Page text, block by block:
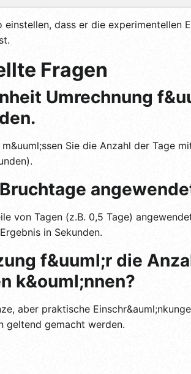
dass er die experimentellen
Fragen
Umrechnung
Sie die Anzahl der Tage
von Tagen (z.B. 0,5 Tage)
in Sekunden.
f&uuml;r die
k&ouml;nnen?
aber praktische
geltend gemacht werden.